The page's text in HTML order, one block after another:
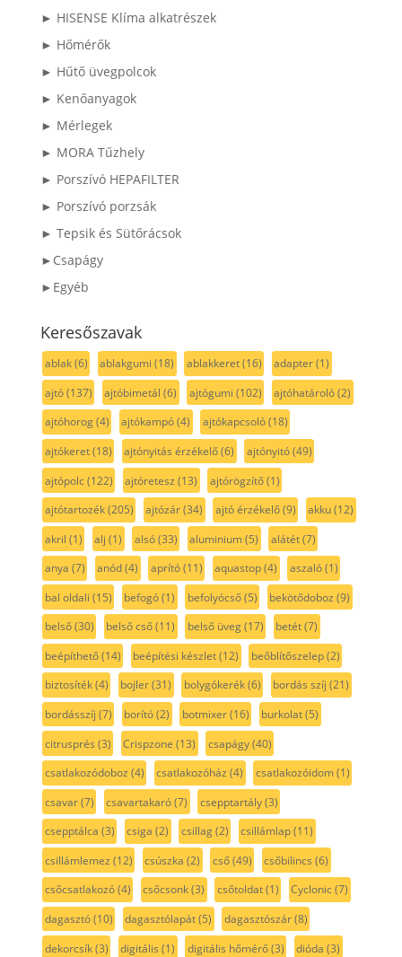
► HISENSE Klíma alkatrészek
► Hőmérők
► Hűtő üvegpolcok
► Kenőanyagok
► Mérlegek
► MORA Tűzhely
► Porszívó HEPAFILTER
► Porszívó porzsák
► Tepsik és Sütőrácsok
►Csapágy
►Egyéb
Keresőszavak
ablak(6) ablakgumi (18) ablakkeret(16) adapter(1)
ajtó(137) ajtóbimetál (6) ajtógumi (102) ajtóhatároló(2)
ajtóhorog(4) ajtókampó(4) ajtókapcsoló(18)
ajtókeret(18) ajtónyitás érzékelő(6) ajtónyitó(49)
ajtópolc(122) ajtóretesz (13) ajtórögzítő(1)
ajtótartozék(205) ajtózár(34) ajtó érzékelő(9) akku(12)
akril (1) alj (1) alsó(33) aluminium(5) alátét(7)
anya (7) anód(4) aprító(11) aquastop(4) aszaló(1)
bal oldali (15) befogó(1) befolyócső(5) bekötődoboz (9)
belső(30) belső cső(11) belső üveg(17) betét(7)
beépíthető(14) beépítési készlet(12) beőblítőszelep(2)
biztosíték(4) bojler(31) bolygókerék(6) bordás szíj (21)
bordásszíj (7) borító(2) botmixer(16) burkolat(5)
citrusprés (3) Crispzone (13) csapágy(40)
csatlakozódoboz (4) csatlakozóház (4) csatlakozóidom(1)
csavar(7) csavartakaró(7) csepptartály(3)
csepptálca (3) csiga (2) csillag(2) csillámlap(11)
csillámlemez (12) csúszka (2) cső(49) csőbilincs (6)
csőcsatlakozó(4) csőcsonk(3) csőtoldat(1) Cyclonic(7)
dagasztó(10) dagasztólapát(5) dagasztószár(8)
dekorcsík(3) digitális (1) digitális hőmérő(3) dióda (3)